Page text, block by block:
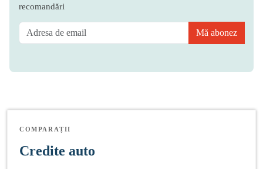
recomandări
Mă abonez
COMPARAȚII
Credite auto